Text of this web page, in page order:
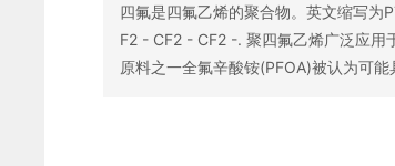
四氟是四氟乙烯的聚合物。英文缩写
F2 - CF2 - CF2 -. 聚四氟乙烯广泛应用
原料之一全氟辛酸铵(PFOA)被认为可能